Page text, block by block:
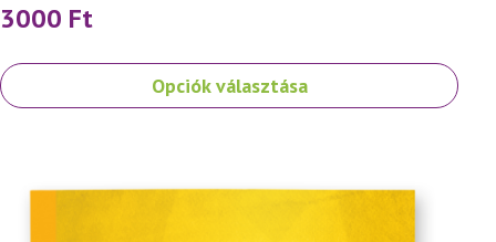
3000 Ft
Opciók választása
Ennek
a